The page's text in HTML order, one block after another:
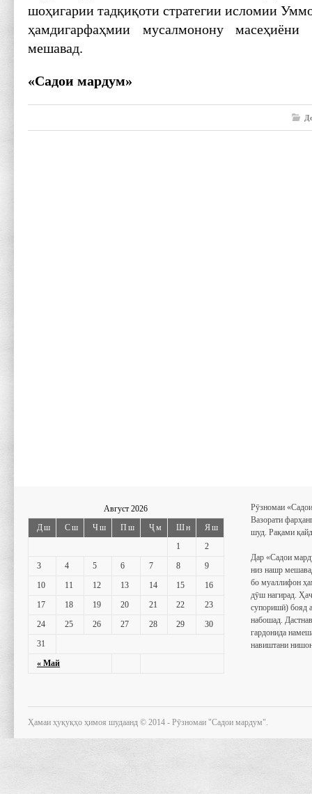
шоҳигарии тадқиқоти стратегии исломии
ҳамдигарфаҳмии мусалмонону масеҳиёни
мешавад.
«Садои мардум»
Август 2026
Дш
Сш Чш Пш Ҷм Шн Яш
« Май
1
2
3
4 5 6 7 8
9
10
11 12 13 14 15
16
17
18 19 20 21 22
23
24
25 26 27 28 29
30
31
Рӯзномаи
Вазорати
шуд. Рақами
Дар «Садои
низ нашр
бо муаллифон
дӯш нагирад.
супоришӣ) бояд
набошад.
гардонида
навиштани
Ҳамаи ҳуқуқҳо ҳимоя шудаанд © 2014 - Рӯзномаи "Садои мардум".